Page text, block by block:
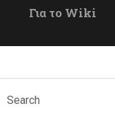
Για το Wiki